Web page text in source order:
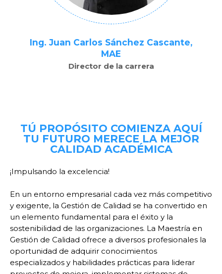
Ing. Juan Carlos Sánchez Cascante,
MAE
Director de la carrera
TÚ PROPÓSITO COMIENZA AQUÍ
TU FUTURO MERECE LA MEJOR
CALIDAD ACADÉMICA
¡Impulsando la excelencia!
En un entorno empresarial cada vez más competitivo
y exigente, la Gestión de Calidad se ha convertido en
un elemento fundamental para el éxito y la
sostenibilidad de las organizaciones. La Maestría en
Gestión de Calidad ofrece a diversos profesionales la
oportunidad de adquirir conocimientos
especializados y habilidades prácticas para liderar